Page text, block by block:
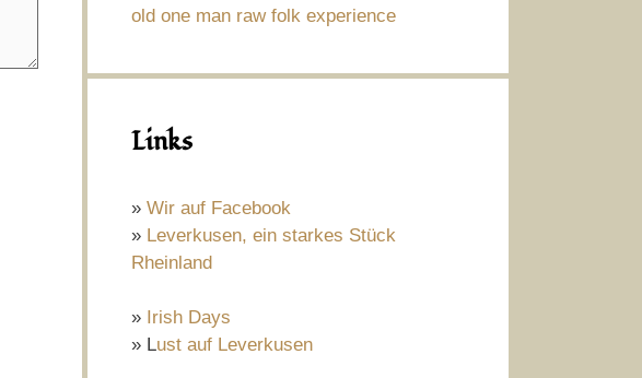
old one man raw folk experience
Links
» Wir auf Facebook
» Leverkusen, ein starkes Stück
Rheinland
» Irish Days
» Lust auf Leverkusen